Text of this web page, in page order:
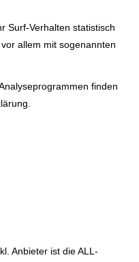
Surf-Verhalten statistisch
allem mit sogenannten
finden
Anbieter ist die ALL-